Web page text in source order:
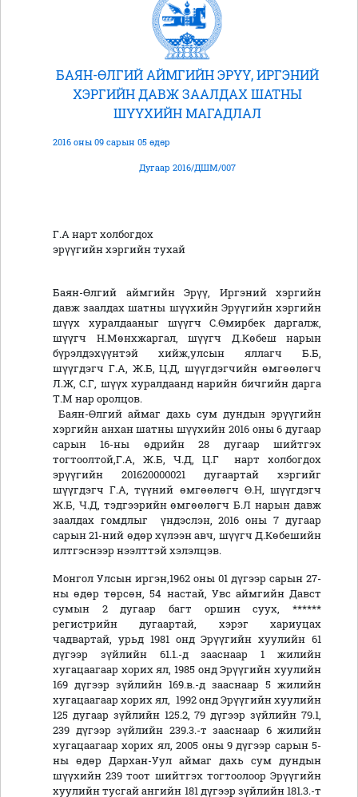
БАЯН-ӨЛГИЙ АЙМГИЙН ЭРҮҮ, ИРГЭНИЙ
ХЭРГИЙН ДАВЖ ЗААЛДАХ ШАТНЫ
ШҮҮХИЙН МАГАДЛАЛ
2016 оны 09 сарын 05 өдөр
Дугаар 2016/ДШМ/007
Г.А нарт холбогдох
эрүүгийн хэргийн тухай
Баян-Өлгий аймгийн Эрүү, Иргэний хэргийн
давж заалдах шатны шүүхийн Эрүүгийн хэргийн
шүүх хуралдааныг шүүгч С.Өмирбек даргалж,
шүүгч Н.Мөнхжаргал, шүүгч Д.Көбеш нарын
бүрэлдэхүүнтэй хийж,улсын яллагч Б.Б,
шүүгдэгч Г.А, Ж.Б, Ц.Д, шүүгдэгчийн өмгөөлөгч
Л.Ж, С.Г, шүүх хуралдаанд нарийн бичгийн дарга
Т.М нар оролцов.
Баян-Өлгий аймаг дахь сум дундын эрүүгийн
хэргийн анхан шатны шүүхийн 2016 оны 6 дугаар
сарын 16-ны өдрийн 28 дугаар шийтгэх
тогтоолтой,Г.А, Ж.Б, Ч.Д, Ц.Г нарт холбогдох
эрүүгийн 201620000021 дугаартай хэргийг
шүүгдэгч Г.А, түүний өмгөөлөгч Ө.Н, шүүгдэгч
Ж.Б, Ч.Д, тэдгээрийн өмгөөлөгч Б.Л нарын давж
заалдах гомдлыг үндэслэн, 2016 оны 7 дугаар
сарын 21-ний өдөр хүлээн авч, шүүгч Д.Көбешийн
илтгэснээр нээлттэй хэлэлцэв.
Монгол Улсын иргэн,1962 оны 01 дүгээр сарын 27-
ны өдөр төрсөн, 54 настай, Увс аймгийн Давст
сумын 2 дугаар багт оршин суух, ******
регистрийн дугаартай, хэрэг хариуцах
чадвартай, урьд 1981 онд Эрүүгийн хуулийн 61
дүгээр зүйлийн 61.1.-д зааснаар 1 жилийн
хугацаагаар хорих ял, 1985 онд Эрүүгийн хуулийн
169 дүгээр зүйлийн 169.в.-д зааснаар 5 жилийн
хугацаагаар хорих ял, 1992 онд Эрүүгийн хуулийн
125 дугаар зүйлийн 125.2, 79 дүгээр зүйлийн 79.1,
239 дүгээр зүйлийн 239.3.-т зааснаар 6 жилийн
хугацаагаар хорих ял, 2005 оны 9 дүгээр сарын 5-
ны өдөр Дархан-Уул аймаг дахь сум дундын
шүүхийн 239 тоот шийтгэх тогтоолоор Эрүүгийн
хуулийн тусгай ангийн 181 дүгээр зүйлийн 181.3.-т